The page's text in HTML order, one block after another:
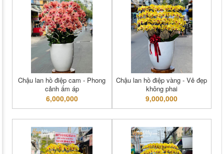
Chậu lan hồ điệp cam - Phong
cảnh ấm áp
6,000,000
Chậu lan hồ điệp vàng - Vẻ đẹp
không phai
9,000,000